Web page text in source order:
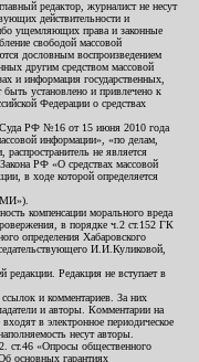
редактор, журналист не несут
действительности и
ущемляющих права и законные
свободой массовой
дословным воспроизведением
другим средством массовой
и информация государственных,
установлено и привлечено к
Федерации о средствах
Суда РФ №16 от 15 июня 2010 года
информации», «по делам,
не является
РФ «О средствах массовой
в ходе которой определяется
компенсации морального вреда
в порядке ч.2 ст.152 ГК
определения Хабаровского
И.И.Куликовой,
редакции. Редакция не вступает в
ссылок и комментариев. За них
и авторы. Комментарии на
в электронное периодическое
несут авторы.
ст.46 «Опросы общественного
основных гарантиях